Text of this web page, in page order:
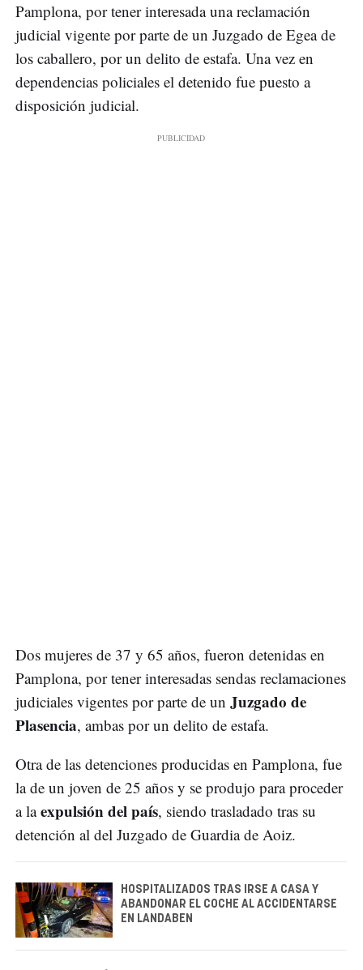
Pamplona, por tener interesada una reclamación
judicial vigente por parte de un Juzgado de Egea de
los caballero, por un delito de estafa. Una vez en
dependencias policiales el detenido fue puesto a
disposición judicial.
Dos mujeres de 37 y 65 años, fueron detenidas en
Pamplona, por tener interesadas sendas reclamaciones
judiciales vigentes por parte de un Juzgado de
Plasencia, ambas por un delito de estafa.
Otra de las detenciones producidas en Pamplona, fue
la de un joven de 25 años y se produjo para proceder
a laexpulsión del país, siendo trasladado tras su
detención al del Juzgado de Guardia de Aoiz.
HOSPITALIZADOS TRAS IRSE A CASA Y
ABANDONAR EL COCHE AL ACCIDENTARSE
EN LANDABEN